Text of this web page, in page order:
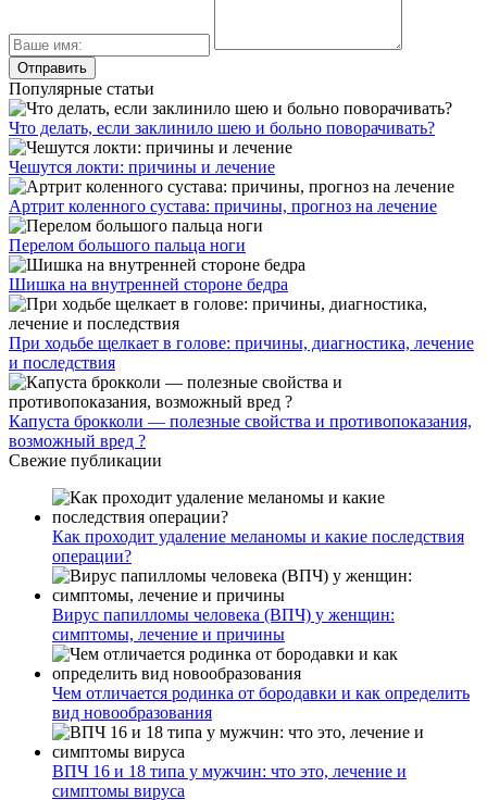
Популярные статьи
Что делать, если заклинило шею и больно поворачивать?
Чешутся локти: причины и лечение
Артрит коленного сустава: причины, прогноз на лечение
Перелом большого пальца ноги
Шишка на внутренней стороне бедра
При ходьбе щелкает в голове: причины, диагностика, лечение
и последствия
Капуста брокколи — полезные свойства и противопоказания,
возможный вред ?
Свежие публикации
Как проходит удаление меланомы и какие последствия
операции?
Вирус папилломы человека (ВПЧ) у женщин:
симптомы, лечение и причины
Чем отличается родинка от бородавки и как определить
вид новообразования
ВПЧ 16 и 18 типа у мужчин: что это, лечение и
симптомы вируса